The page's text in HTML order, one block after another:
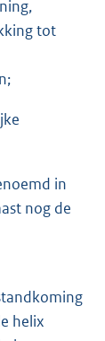
tot
in
nog de
helix